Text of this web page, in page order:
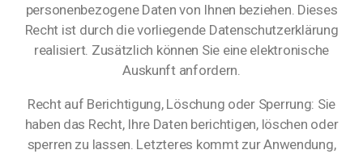
personenbezogene Daten von Ihnen beziehen. Dieses
Recht ist durch die vorliegende Datenschutzerklärung
realisiert. Zusätzlich können Sie eine elektronische
Auskunft anfordern.
Recht auf Berichtigung, Löschung oder Sperrung: Sie
haben das Recht, Ihre Daten berichtigen, löschen oder
sperren zu lassen. Letzteres kommt zur Anwendung,